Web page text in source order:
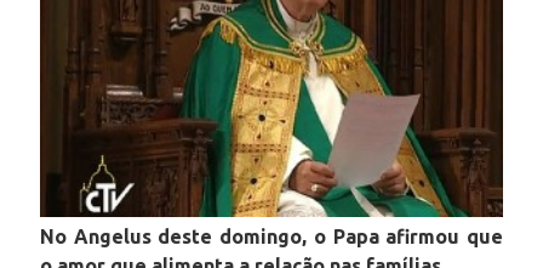
No Angelus deste domingo, o Papa afirmou que